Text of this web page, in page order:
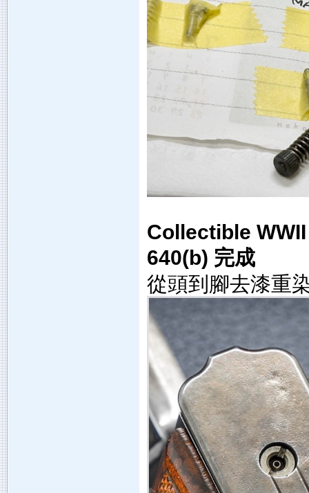
Collectible
640(b) 完成
從頭到腳去漆重